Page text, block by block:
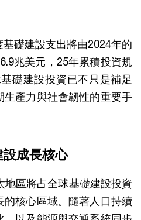
礎建設支出將由2024年的
兆美元，25年累積投資規
礎建設投資已不只是補足
生產力與社會韌性的重要手
成長核心
地區將占全球基礎建設投資
核心區域。隨著人口持續